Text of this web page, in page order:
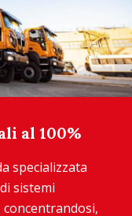
al 100%
specializzata
sistemi